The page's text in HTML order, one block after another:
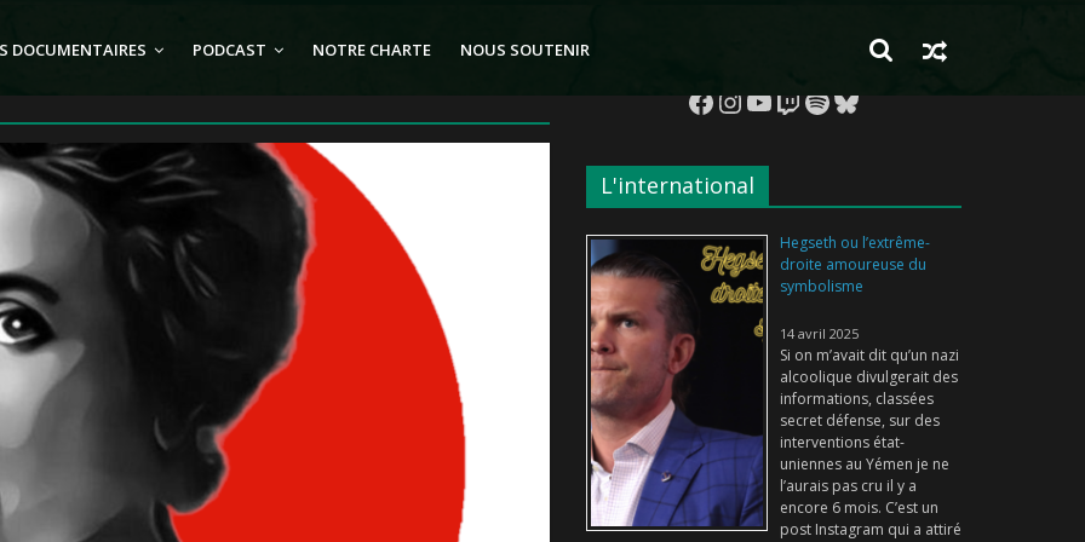
DOCUMENTAIRES PODCAST NOTRE CHARTE NOUS SOUTENIR
Facebook
Instagram
YouTube
Twitch
Spotify
Bluesky
L'international
Hegseth ou l’extrême-
droite amoureuse du
symbolisme
14 avril 2025
Si on m’avait dit qu’un nazi
alcoolique divulgerait des
informations, classées
secret défense, sur des
interventions état-
uniennes au Yémen je ne
l’aurais pas cru il y a
encore 6 mois. C’est un
post Instagram qui a attiré